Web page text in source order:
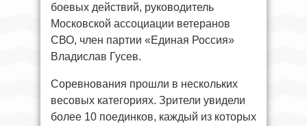
боевых действий, руководитель
Московской ассоциации ветеранов
СВО, член партии «Единая Россия»
Владислав Гусев.
Соревнования прошли в нескольких
весовых категориях. Зрители увидели
более 10 поединков, каждый из которых